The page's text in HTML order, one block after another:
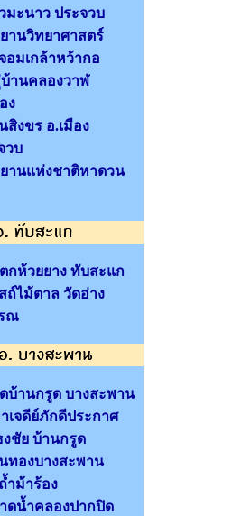
มะนาว ประจวบ
านวิทยาศาสตร์
อมเกล้าหว้ากอ
านคลองวาฬ
ง
สิงขร อ.เมือง
วบ
านแห่งชาติหาดวน
กห้วยยาง ทับสะแก
ถ์ไม้ตาล วัดอ่าง
ณ
บ้านกรูด บางสะพาน
เจดีย์ภักดีประกาศ
งชัย บ้านกรูด
ทองบางสะพาน
ำม้าร้อง
ดน้ำคลองปากปิด